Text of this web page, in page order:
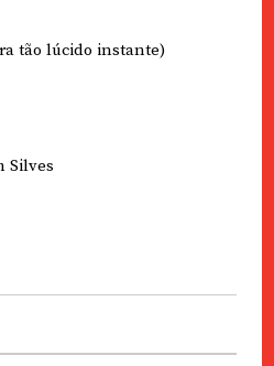
tão lúcido instante)
Silves